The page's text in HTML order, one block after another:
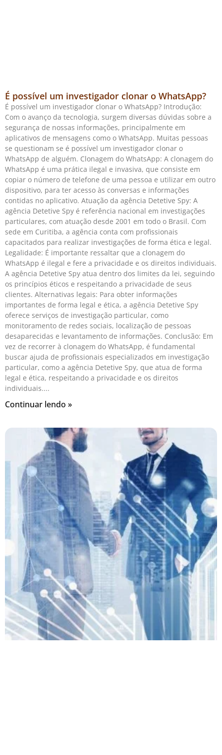
É possível um investigador clonar o WhatsApp?
É possível um investigador clonar o WhatsApp? Introdução:
Com o avanço da tecnologia, surgem diversas dúvidas sobre a
segurança de nossas informações, principalmente em
aplicativos de mensagens como o WhatsApp. Muitas pessoas
se questionam se é possível um investigador clonar o
WhatsApp de alguém. Clonagem do WhatsApp: A clonagem do
WhatsApp é uma prática ilegal e invasiva, que consiste em
copiar o número de telefone de uma pessoa e utilizar em outro
dispositivo, para ter acesso às conversas e informações
contidas no aplicativo. Atuação da agência Detetive Spy: A
agência Detetive Spy é referência nacional em investigações
particulares, com atuação desde 2001 em todo o Brasil. Com
sede em Curitiba, a agência conta com profissionais
capacitados para realizar investigações de forma ética e legal.
Legalidade: É importante ressaltar que a clonagem do
WhatsApp é ilegal e fere a privacidade e os direitos individuais.
A agência Detetive Spy atua dentro dos limites da lei, seguindo
os princípios éticos e respeitando a privacidade de seus
clientes. Alternativas legais: Para obter informações
importantes de forma legal e ética, a agência Detetive Spy
oferece serviços de investigação particular, como
monitoramento de redes sociais, localização de pessoas
desaparecidas e levantamento de informações. Conclusão: Em
vez de recorrer à clonagem do WhatsApp, é fundamental
buscar ajuda de profissionais especializados em investigação
particular, como a agência Detetive Spy, que atua de forma
legal e ética, respeitando a privacidade e os direitos
individuais.
Continuar lendo »